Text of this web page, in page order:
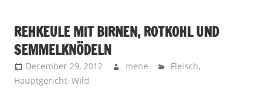
REHKEULE MIT BIRNEN, ROTKOHL UND
SEMMELKNÖDELN
December 29, 2012 mene Fleisch,
Hauptgericht, Wild